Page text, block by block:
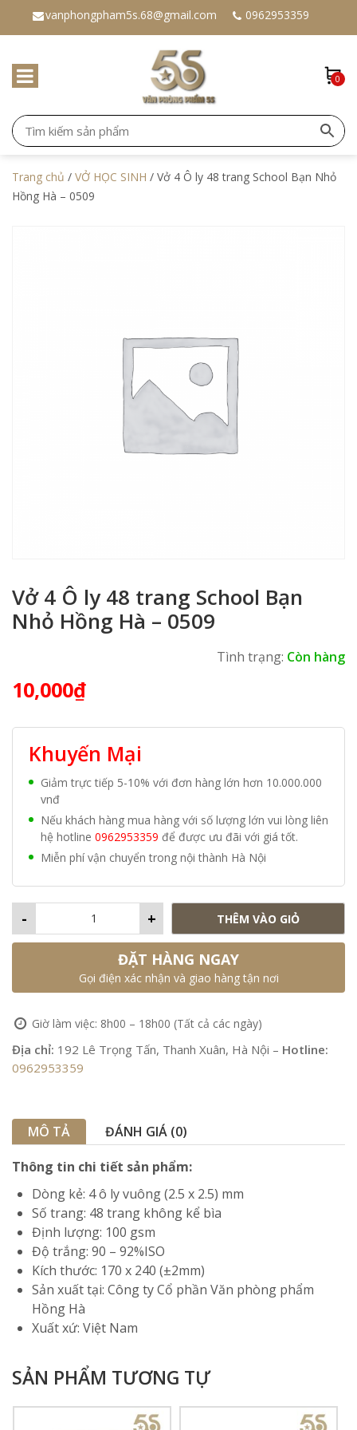
vanphongpham5s.68@gmail.com 0962953359
0
Trang chủ / VỞ HỌC SINH / Vở 4 Ô ly 48 trang School Bạn Nhỏ
Hồng Hà – 0509
Vở 4 Ô ly 48 trang School Bạn
Nhỏ Hồng Hà – 0509
Tình trạng: Còn hàng
10,000₫
Khuyến Mại
Giảm trực tiếp 5-10% với đơn hàng lớn hơn 10.000.000
vnđ
Nếu khách hàng mua hàng với số lượng lớn vui lòng liên
hệ hotline 0962953359 để được ưu đãi với giá tốt.
Miễn phí vận chuyển trong nội thành Hà Nội
+
- THÊM VÀO GIỎ
ĐẶT HÀNG NGAY
Gọi điện xác nhận và giao hàng tận nơi
Giờ làm việc: 8h00 – 18h00 (Tất cả các ngày)
Địa chỉ: 192 Lê Trọng Tấn, Thanh Xuân, Hà Nội – Hotline:
0962953359
MÔ TẢ
ĐÁNH GIÁ (0)
Thông tin chi tiết sản phẩm:
Dòng kẻ: 4 ô ly vuông (2.5 x 2.5) mm
Số trang: 48 trang không kể bìa
Định lượng: 100 gsm
Độ trắng: 90 – 92%ISO
Kích thước: 170 x 240 (±2mm)
Sản xuất tại: Công ty Cổ phần Văn phòng phẩm
Hồng Hà
Xuất xứ: Việt Nam
SẢN PHẨM TƯƠNG TỰ